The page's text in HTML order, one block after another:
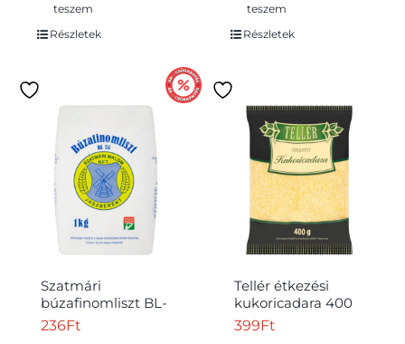
teszem
Részletek
teszem
Részletek
Szatmári
búzafinomliszt BL-
55 1 kg
236Ft
Tellér étkezési
kukoricadara 400
g
399Ft